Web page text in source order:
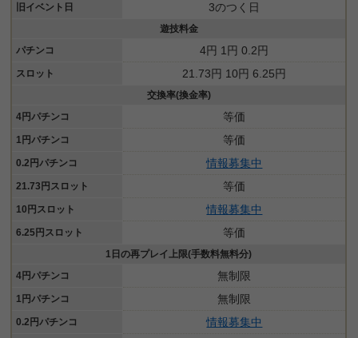
旧イベント日 3のつく日
遊技料金
パチンコ
4円 1円 0.2円
スロット 21.73円 10円 6.25円
交換率(換金率)
4円パチンコ
等価
1円パチンコ 等価
0.2円パチンコ 情報募集中
21.73円スロット 等価
10円スロット 情報募集中
6.25円スロット 等価
1日の再プレイ上限(手数料無料分)
4円パチンコ
無制限
1円パチンコ 無制限
0.2円パチンコ 情報募集中